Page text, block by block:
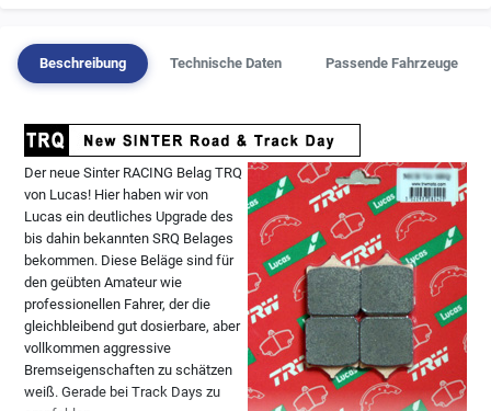
Beschreibung Technische Daten Passende Fahrzeuge
Der neue Sinter RACING Belag TRQ
von Lucas! Hier haben wir von
Lucas ein deutliches Upgrade des
bis dahin bekannten SRQ Belages
bekommen. Diese Beläge sind für
den geübten Amateur wie
professionellen Fahrer, der die
gleichbleibend gut dosierbare, aber
vollkommen aggressive
Bremseigenschaften zu schätzen
weiß. Gerade bei Track Days zu